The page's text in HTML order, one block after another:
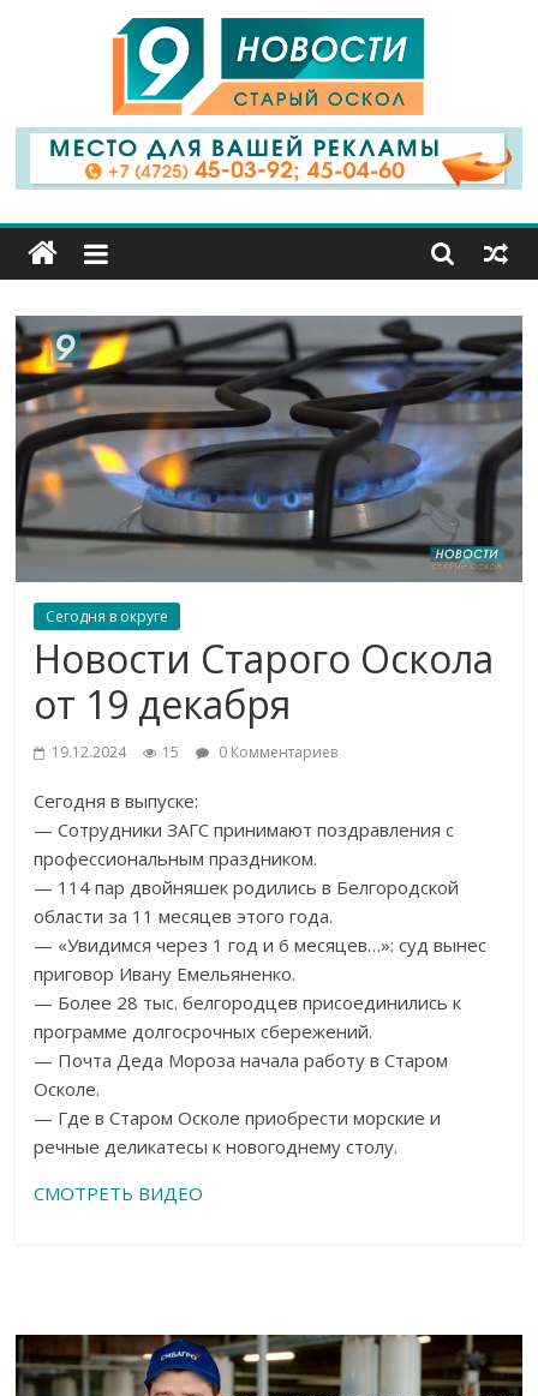
9
Канал
Старый
Оскол
Сегодня в округе
Новости Старого Оскола
от 19 декабря
19.12.2024 15 0 Комментариев
Сегодня в выпуске:
— Сотрудники ЗАГС принимают поздравления с
профессиональным праздником.
— 114 пар двойняшек родились в Белгородской
области за 11 месяцев этого года.
— «Увидимся через 1 год и 6 месяцев…»: суд вынес
приговор Ивану Емельяненко.
— Более 28 тыс. белгородцев присоединились к
программе долгосрочных сбережений.
— Почта Деда Мороза начала работу в Старом
Осколе.
— Где в Старом Осколе приобрести морские и
речные деликатесы к новогоднему столу.
СМОТРЕТЬ ВИДЕО